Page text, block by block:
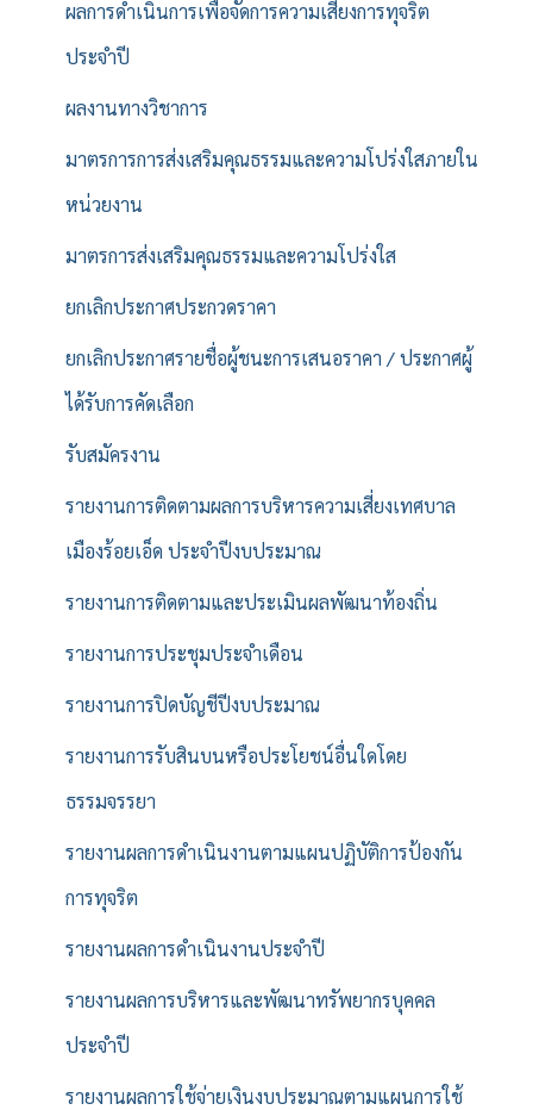
ผลการดำเนินการเพื่อจัดการความเสี่ยงการทุจริต
ประจำปี
ผลงานทางวิชาการ
มาตรการการส่งเสริมคุณธรรมและความโปร่งใสภายใน
หน่วยงาน
มาตรการส่งเสริมคุณธรรมและความโปร่งใส
ยกเลิกประกาศประกวดราคา
ยกเลิกประกาศรายชื่อผู้ชนะการเสนอราคา / ประกาศผู้
ได้รับการคัดเลือก
รับสมัครงาน
รายงานการติดตามผลการบริหารความเสี่ยงเทศบาล
เมืองร้อยเอ็ด ประจำปีงบประมาณ
รายงานการติดตามและประเมินผลพัฒนาท้องถิ่น
รายงานการประชุมประจำเดือน
รายงานการปิดบัญชีปีงบประมาณ
รายงานการรับสินบนหรือประโยชน์อื่นใดโดย
ธรรมจรรยา
รายงานผลการดำเนินงานตามแผนปฏิบัติการป้องกัน
การทุจริต
รายงานผลการดำเนินงานประจำปี
รายงานผลการบริหารและพัฒนาทรัพยากรบุคคล
ประจำปี
รายงานผลการใช้จ่ายเงินงบประมาณตามแผนการใช้